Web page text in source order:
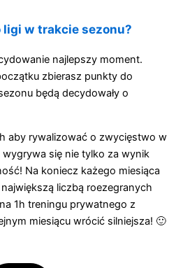
ligi w trakcie sezonu?
najlepszy moment.
zbierasz punkty do
będą decydowały o
aby rywalizować o zwycięstwo w
wygrywa się nie tylko za wynik
Na koniecz każego miesiąca
liczbą roezegranych
1h treningu prywatnego z
miesiącu wrócić silniejsza! 🙂